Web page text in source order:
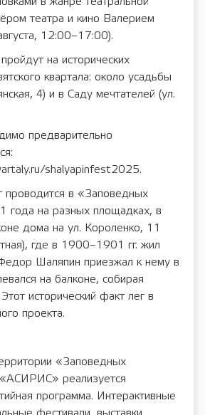
театра и кино Валерием
12:00–17:00).
на исторических
квартала: около усадьбы
4) и в Саду мечтателей (ул.
предварительно
shalyapinfest2025.
проводится в «Заповедных
года на разных площадках, в
дома на ул. Короленко, 11
где в 1900–1901 гг. жил
Шаляпин приезжал к нему в
на балконе, собирая
исторический факт лег в
проекта.
«Заповедных
реализуется
программа. Интерактивные